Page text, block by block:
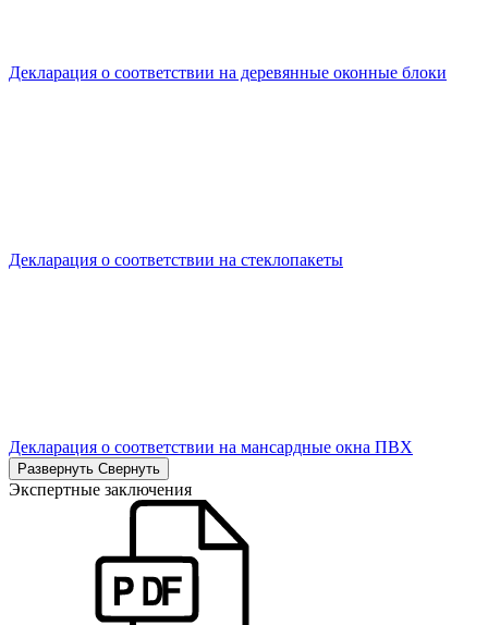
Декларация о соответствии на деревянные оконные блоки
Декларация о соответствии на стеклопакеты
Декларация о соответствии на мансардные окна ПВХ
Развернуть Свернуть
Экспертные заключения